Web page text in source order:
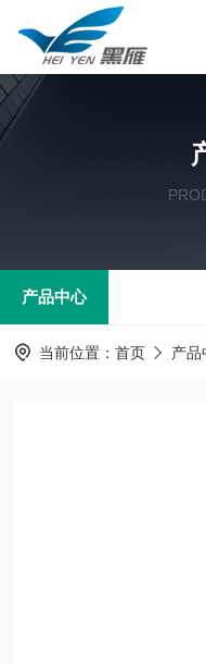
产品中心
当前位置： 首页 产品